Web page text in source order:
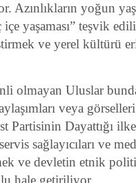
Azınlıkların yoğun
yaşaması” teşvik
ve yerel kültürü
olmayan Uluslar
veya
Partisinin Dayattığı
sağlayıcıları ve
ve devletin etnik
hale getiriliyor.